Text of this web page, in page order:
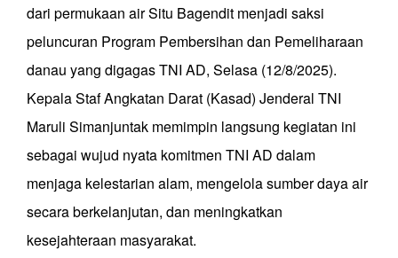
dari permukaan air Situ Bagendit menjadi saksi
peluncuran Program Pembersihan dan Pemeliharaan
danau yang digagas TNI AD, Selasa (12/8/2025).
Kepala Staf Angkatan Darat (Kasad) Jenderal TNI
Maruli Simanjuntak memimpin langsung kegiatan ini
sebagai wujud nyata komitmen TNI AD dalam
menjaga kelestarian alam, mengelola sumber daya air
secara berkelanjutan, dan meningkatkan
kesejahteraan masyarakat.